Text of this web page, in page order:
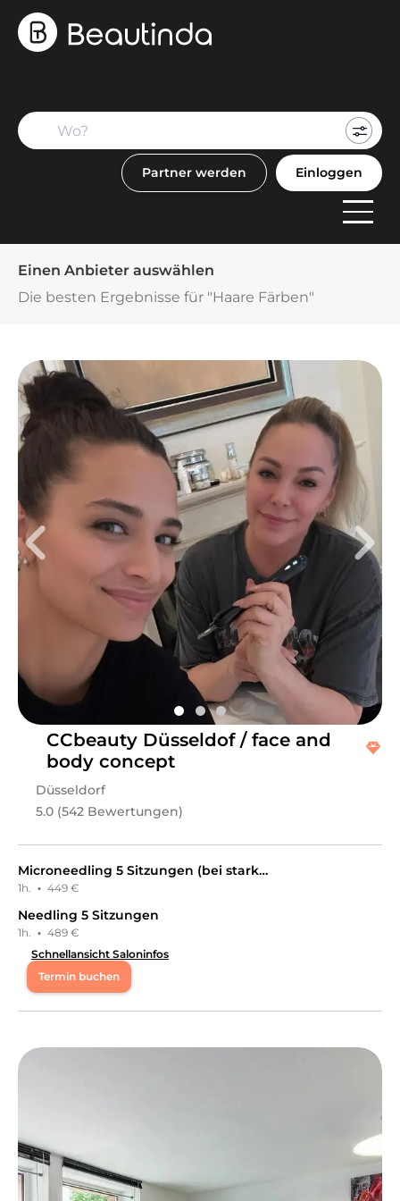
Partner werden Einloggen
Einen Anbieter auswählen
Die besten Ergebnisse für "Haare Färben"
CCbeauty Düsseldof / face and
body concept
Düsseldorf
5.0 (542 Bewertungen)
Microneedling 5 Sitzungen (bei starken Falten empfohlen)
1h. · 449 €
Needling 5 Sitzungen
1h. · 489 €
Schnellansicht Saloninfos
Termin buchen
Mo 09:30 - 20:00
Di
Do 09:30 - 20:00
Fr 09:30 - 20:00